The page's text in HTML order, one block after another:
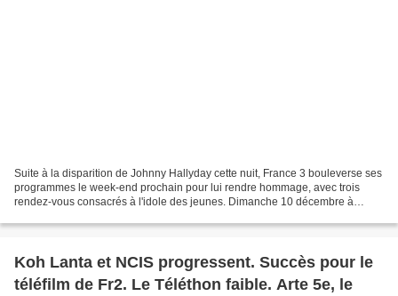
Suite à la disparition de Johnny Hallyday cette nuit, France 3 bouleverse ses
programmes le week-end prochain pour lui rendre hommage, avec trois
rendez-vous consacrés à l'idole des jeunes. Dimanche 10 décembre à
Koh Lanta et NCIS progressent. Succès pour le
téléfilm de Fr2. Le Téléthon faible. Arte 5e, le